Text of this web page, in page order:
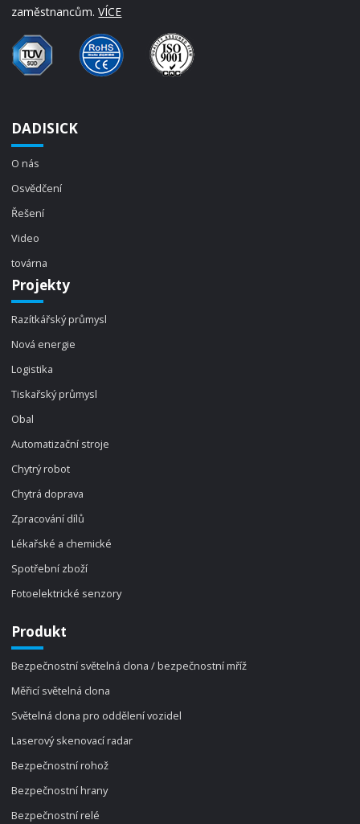
zaměstnancům.VÍCE
DADISICK
O nás
Osvědčení
Řešení
Video
továrna
Projekty
Razítkářský průmysl
Nová energie
Logistika
Tiskařský průmysl
Obal
Automatizační stroje
Chytrý robot
Chytrá doprava
Zpracování dílů
Lékařské a chemické
Spotřební zboží
Fotoelektrické senzory
Produkt
Bezpečnostní světelná clona / bezpečnostní mříž
Měřicí světelná clona
Světelná clona pro oddělení vozidel
Laserový skenovací radar
Bezpečnostní rohož
Bezpečnostní hrany
Bezpečnostní relé